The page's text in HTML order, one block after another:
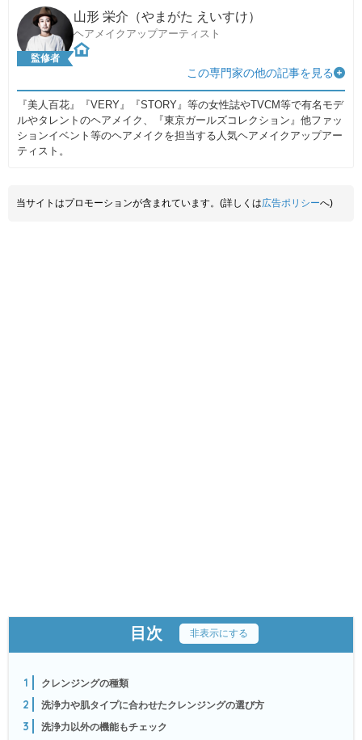
監修者
山形 栄介（やまがた えいすけ）
ヘアメイクアップアーティスト
この専門家の他の記事を見る
『美人百花』『VERY』『STORY』等の女性誌やTVCM等で有名モデ
ルやタレントのヘアメイク、『東京ガールズコレクション』他ファッ
ションイベント等のヘアメイクを担当する人気ヘアメイクアップアー
ティスト。
当サイトはプロモーションが含まれています。(詳しくは広告ポリシーへ)
目次 非表示にする
1 クレンジングの種類
2 洗浄力や肌タイプに合わせたクレンジングの選び方
3 洗浄力以外の機能もチェック